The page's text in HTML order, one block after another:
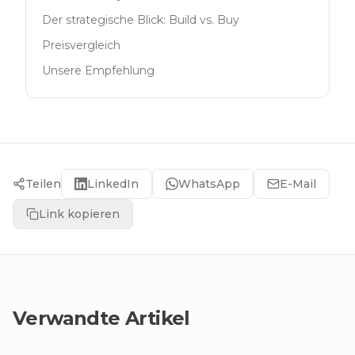
Der strategische Blick: Build vs. Buy
Preisvergleich
Unsere Empfehlung
Teilen LinkedIn WhatsApp E-Mail
Link kopieren
Verwandte Artikel